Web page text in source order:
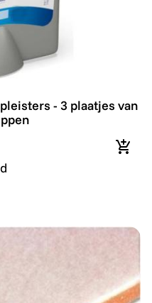
- 3 plaatjes van
- 3 plaatjes van
In